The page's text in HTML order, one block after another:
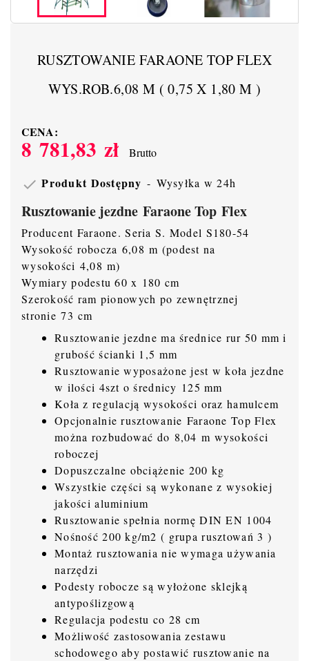
RUSZTOWANIE FARAONE TOP FLEX
WYS.ROB.6,08 M ( 0,75 X 1,80 M )
CENA:
8 781,83 zł Brutto
 Produkt Dostępny Wysyłka w 24h
Rusztowanie jezdne Faraone Top Flex
Producent Faraone. Seria S. Model S180-54
Wysokość robocza 6,08 m (podest na
wysokości 4,08 m)
Wymiary podestu 60 x 180 cm
Szerokość ram pionowych po zewnętrznej
stronie 73 cm
Rusztowanie jezdne ma średnice rur 50 mm i
grubość ścianki 1,5 mm
Rusztowanie wyposażone jest w koła jezdne
w ilości 4szt o średnicy 125 mm
Koła z regulacją wysokości oraz hamulcem
Opcjonalnie rusztowanie Faraone Top Flex
można rozbudować do 8,04 m wysokości
roboczej
Dopuszczalne obciążenie 200 kg
Wszystkie części są wykonane z wysokiej
jakości aluminium
Rusztowanie spełnia normę DIN EN 1004
Nośność 200 kg/m2 ( grupa rusztowań 3 )
Montaż rusztowania nie wymaga używania
narzędzi
Podesty robocze są wyłożone sklejką
antypoślizgową
Regulacja podestu co 28 cm
Możliwość zastosowania zestawu
schodowego aby postawić rusztowanie na